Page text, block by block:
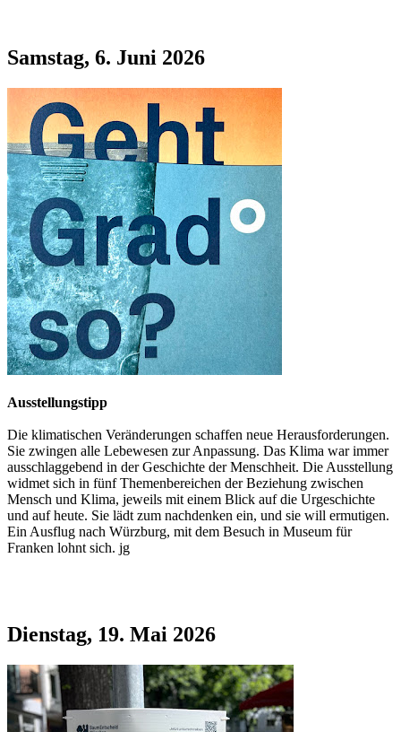
Samstag, 6. Juni 2026
Ausstellungstipp
Die klimatischen Veränderungen schaffen neue Herausforderungen.
Sie zwingen alle Lebewesen zur Anpassung. Das Klima war immer
ausschlaggebend in der Geschichte der Menschheit. Die Ausstellung
widmet sich in fünf Themenbereichen der Beziehung zwischen
Mensch und Klima, jeweils mit einem Blick auf die Urgeschichte
und auf heute. Sie lädt zum nachdenken ein, und sie will ermutigen.
Ein Ausflug nach Würzburg, mit dem Besuch in Museum für
Franken lohnt sich. jg
Dienstag, 19. Mai 2026